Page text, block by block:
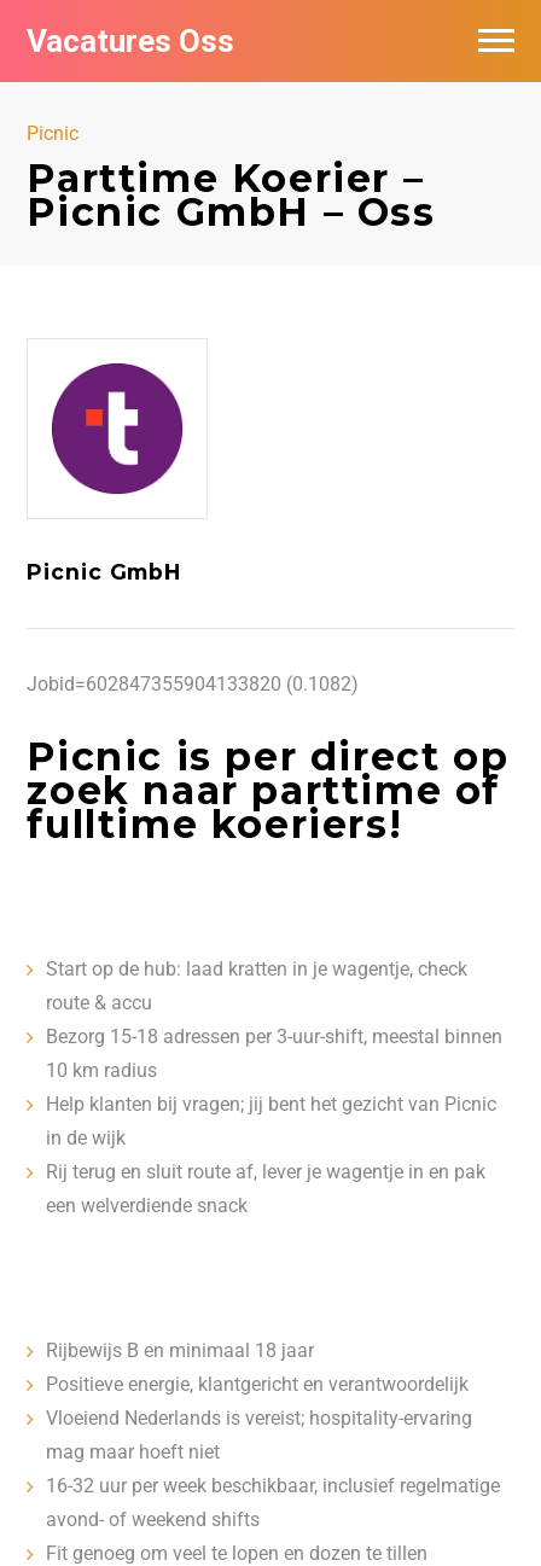
Vacatures Oss
Picnic
Parttime Koerier –
Picnic GmbH – Oss
Picnic GmbH
Jobid=602847355904133820 (0.1082)
Picnic is per direct op
zoek naar parttime of
fulltime koeriers!
Start op de hub: laad kratten in je wagentje, check
route & accu
Bezorg 15-18 adressen per 3-uur-shift, meestal binnen
10 km radius
Help klanten bij vragen; jij bent het gezicht van Picnic
in de wijk
Rij terug en sluit route af, lever je wagentje in en pak
een welverdiende snack
Rijbewijs B en minimaal 18 jaar
Positieve energie, klantgericht en verantwoordelijk
Vloeiend Nederlands is vereist; hospitality-ervaring
mag maar hoeft niet
16-32 uur per week beschikbaar, inclusief regelmatige
avond- of weekend shifts
Fit genoeg om veel te lopen en dozen te tillen